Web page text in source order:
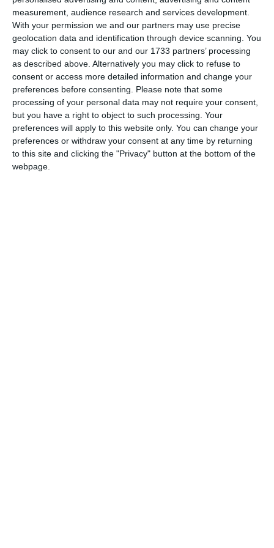
measurement, audience research and services development.
With your permission we and our partners may use precise
geolocation data and identification through device scanning. You
may click to consent to our and our 1733 partners’ processing
as described above. Alternatively you may click to refuse to
consent or access more detailed information and change your
preferences before consenting.
Please note that some
processing of your personal data may not require your consent,
but you have a right to object to such processing. Your
preferences will apply to this website only. You can change your
preferences or withdraw your consent at any time by returning
to this site and clicking the "Privacy" button at the bottom of the
webpage.
combine experiența unui tour-operator tradițional cu
scalabilitatea unui model deOnline Travel Agency(
Compania urmărește, totodată, consolidarea poziției în piață
prin creștere organică și achiziții selective, într-un sector
care atrage tot mai mult interes din partea investitorilor
internaționali și a marilor grupuri regionale.
Pentru investitori, listarea oferă acces la un sector care până
acum era absent de pe Bursa de Valori București - turismul.
Pentru piața locală de capital, apariția Christian Tour
deschide o nouă zonă de expunere: economia experiențelor,
consumul de travel și dezvoltarea unei industrii care